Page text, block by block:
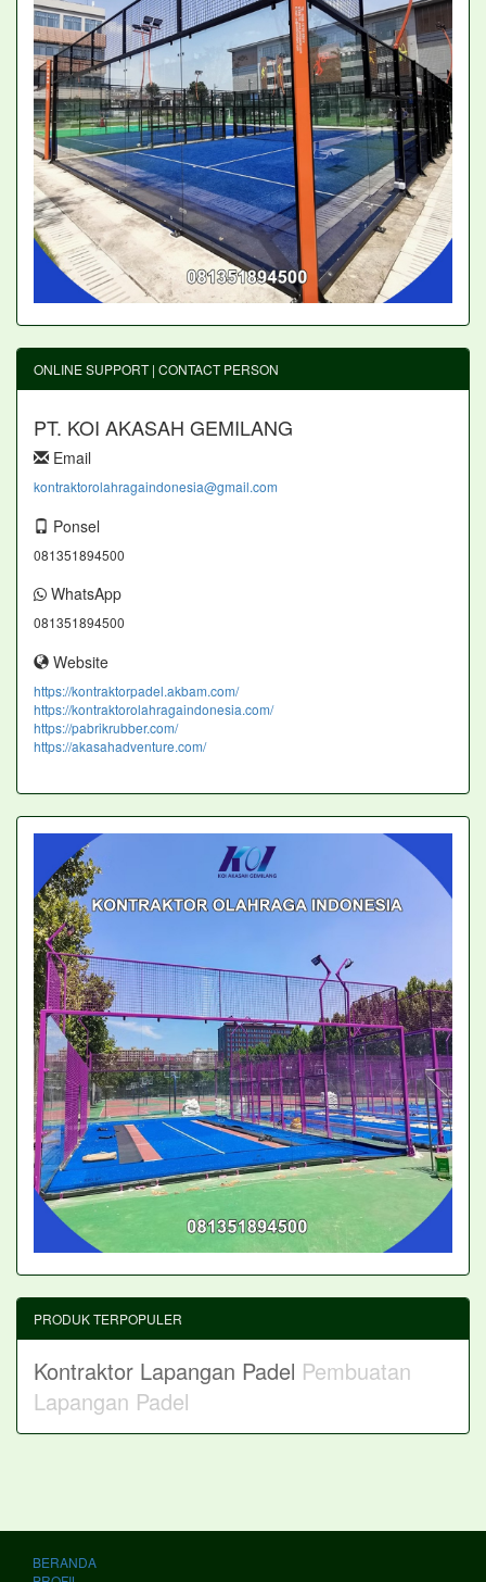
ONLINE SUPPORT | CONTACT PERSON
PT. KOI AKASAH GEMILANG
Email
kontraktorolahragaindonesia@gmail.com
Ponsel
081351894500
WhatsApp
081351894500
Website
https://kontraktorpadel.akbam.com/
https://kontraktorolahragaindonesia.com/
https://pabrikrubber.com/
https://akasahadventure.com/
PRODUK TERPOPULER
Kontraktor Lapangan Padel Pembuatan
Lapangan Padel
BERANDA